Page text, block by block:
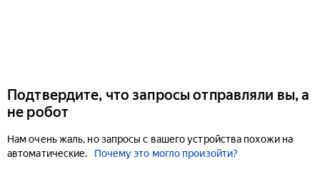
Подтвердите, что запросы отправляли вы, а
не робот
Нам очень жаль, но запросы с вашего устройства похожи на
автоматические.
Почему это могло произойти?